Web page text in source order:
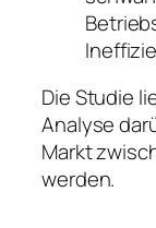
Die Studie
Analyse
Markt
werden.